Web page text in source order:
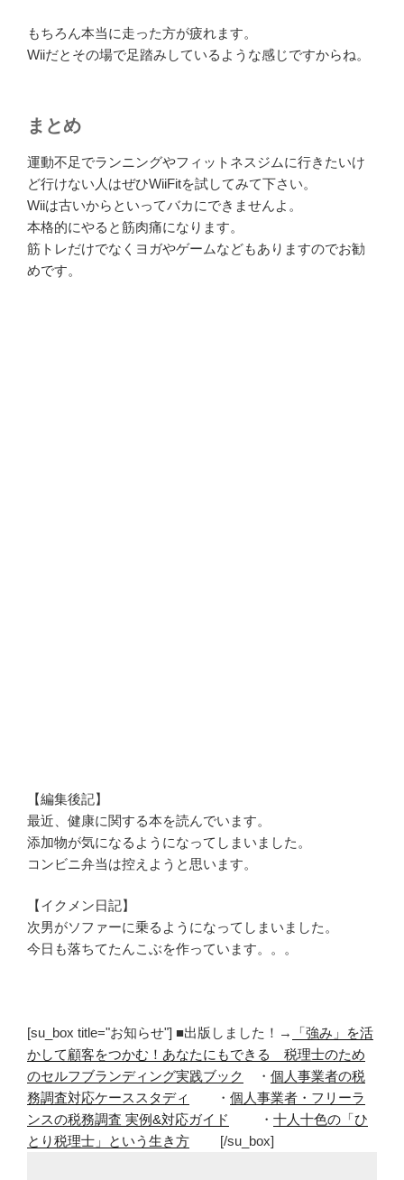
もちろん本当に走った方が疲れます。
Wiiだとその場で足踏みしているような感じですからね。
まとめ
運動不足でランニングやフィットネスジムに行きたいけ
ど行けない人はぜひWiiFitを試してみて下さい。
Wiiは古いからといってバカにできませんよ。
本格的にやると筋肉痛になります。
筋トレだけでなくヨガやゲームなどもありますのでお勧
めです。
【編集後記】
最近、健康に関する本を読んでいます。
添加物が気になるようになってしまいました。
コンビニ弁当は控えようと思います。
【イクメン日記】
次男がソファーに乗るようになってしまいました。
今日も落ちてたんこぶを作っています。。。
[su_box title="お知らせ"] ■出版しました！→
「強み」を活
かして顧客をつかむ！あなたにもできる 税理士のため
のセルフブランディング実践ブック
・ 個人事業者の税
務調査対応ケーススタディ
・ 個人事業者・フリーラ
ンスの税務調査 実例&対応ガイド
・ 十人十色の「ひ
とり税理士」という生き方 [/su_box]